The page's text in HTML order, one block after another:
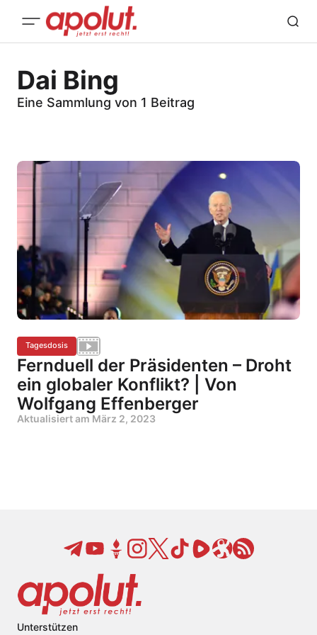
Dai Bing
Eine Sammlung von 1 Beitrag
Tagesdosis
Fernduell der Präsidenten – Droht
ein globaler Konflikt? | Von
Wolfgang Effenberger
Aktualisiert am März 2, 2023
Unterstützen